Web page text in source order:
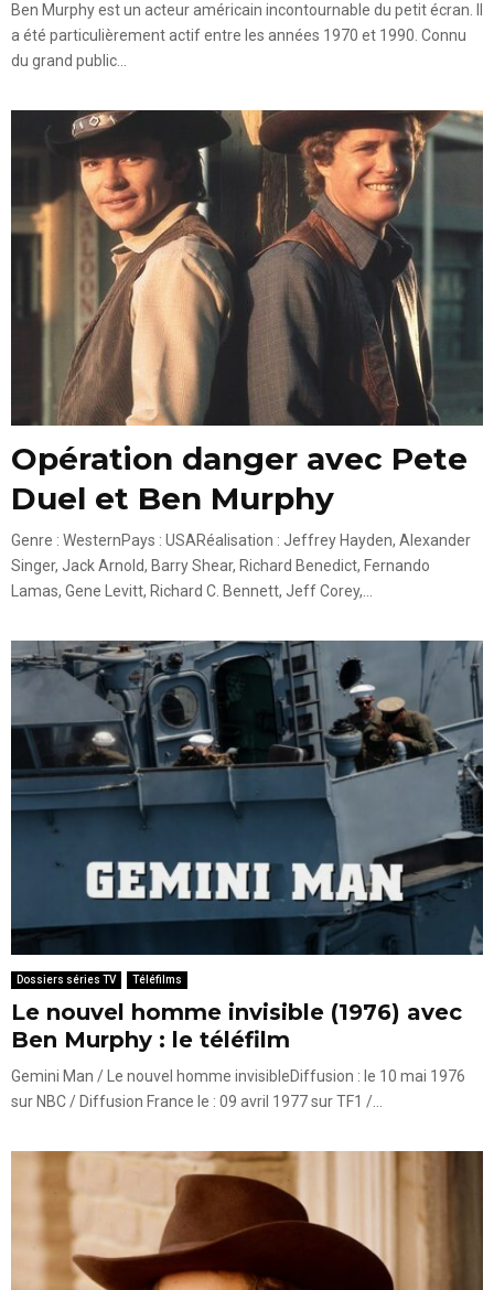
Ben Murphy est un acteur américain incontournable du petit écran. Il
a été particulièrement actif entre les années 1970 et 1990. Connu
du grand public...
Opération danger avec Pete
Duel et Ben Murphy
Genre : WesternPays : USARéalisation : Jeffrey Hayden, Alexander
Singer, Jack Arnold, Barry Shear, Richard Benedict, Fernando
Lamas, Gene Levitt, Richard C. Bennett, Jeff Corey,...
Dossiers séries TV Téléfilms
Le nouvel homme invisible (1976) avec
Ben Murphy : le téléfilm
Gemini Man / Le nouvel homme invisibleDiffusion : le 10 mai 1976
sur NBC / Diffusion France le : 09 avril 1977 sur TF1 /...